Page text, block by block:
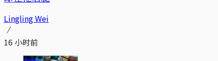
Lingling Wei
16 小时前